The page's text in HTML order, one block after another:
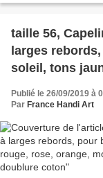
taille 56,
larges
soleil, tons
motifs, soleil,
doublure coton
Publié le 26/09/2019 à
Par France Handi Art